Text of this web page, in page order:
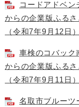
コードアドベン
からの企業版ふる
（令和7年9月12日
車検のコバック
からの企業版ふる
（令和7年9月11日
名取市ブルーツ